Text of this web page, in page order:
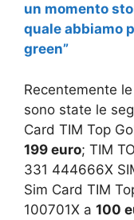
un momento
quale abbiamo
green”
Recentemente
sono state le
Card TIM Top
199 euro; TIM
331 444666X
Sim Card TIM
100701X a 100